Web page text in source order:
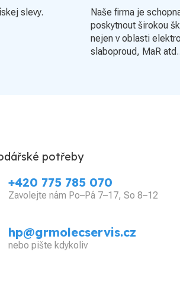
slevy.
Naše firma je
poskytnout širokou
nejen v oblasti
slaboproud, MaR
potřeby
+420 775 785 070
Zavolejte nám Po–Pá 7–17, So 8–12
hp@grmolecservis.cz
nebo pište kdykoliv